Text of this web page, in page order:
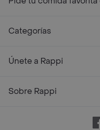
Categorías
Únete a Rappi
Sobre Rappi